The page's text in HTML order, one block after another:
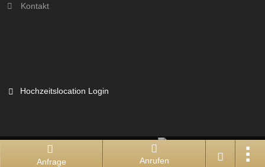
Anfrage Anrufen
Kontakt
Hochzeitslocation Login
Branchenportal Software made in Germany
Aktuelle Version: 14.13.0